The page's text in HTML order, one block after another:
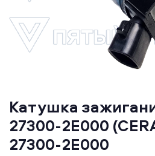
Катушка
27300-2E000
27300-2E000